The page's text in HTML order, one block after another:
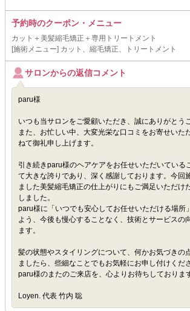
予約時のクーポン・メニュー
カット＋美髪縮毛矯正＋専用トリートメント
[施術メニュー] カット、縮毛矯正、トリートメント
サロンからの返信コメント
paru様
いつも当サロンをご愛顧いただき、誠にありがとう
また、お忙しい中、大変光栄な口コミをお寄せいた
ねて御礼申し上げます。
引き続きparu様のヘアケアをお任せいただいている
て大きな誇りであり、深く感謝しております。今回
ました美髪縮毛矯正の仕上がりにもご満足いただけ
しました。
paru様に「いつでも安心してお任せいただける場所
よう、今後も慢心することなく、技術とサービスの
ます。
髪の状態やスタイリングについて、何かお気づきの
ましたら、些細なことでもお気軽にお申し付けくだ
paru様のまたのご来店を、心よりお待ちしておりま
Loyen. 代表 竹内 聡